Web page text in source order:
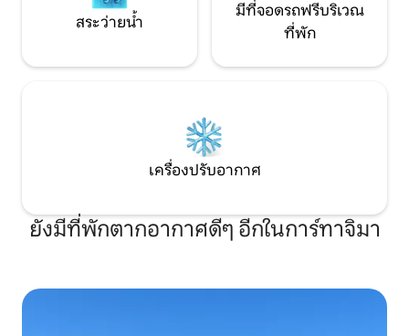
สระว่ายน้ำ
มีที่จอดรถฟรีบริเวณ
ที่พัก
เครื่องปรับอากาศ
ยังมีที่พักตากอากาศดีๆ อีกในการ์ทาจิมา